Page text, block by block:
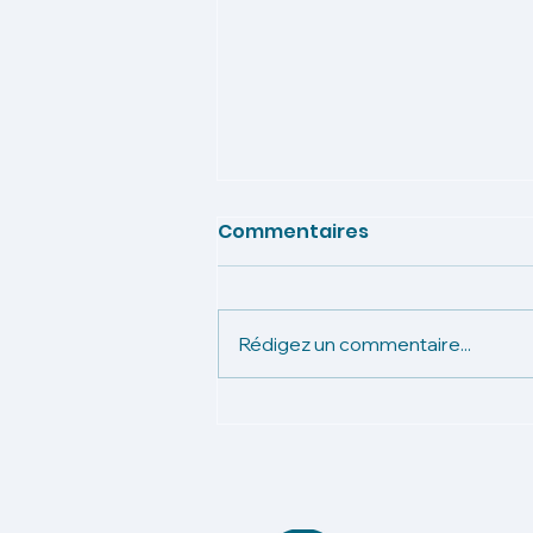
Commentaires
Rédigez un commentaire...